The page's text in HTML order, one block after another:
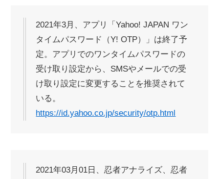
2021年3月、アプリ「Yahoo! JAPAN ワン
タイムパスワード（Y! OTP）」は終了予
定。アプリでのワンタイムパスワードの
受け取り設定から、SMSやメールでの受
け取り設定に変更することを推奨されて
いる。
https://id.yahoo.co.jp/security/otp.html
2021年03月01日、忍者アナライズ、忍者